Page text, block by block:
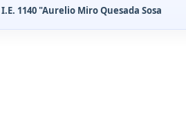
I.E. 1140 "Aurelio Miro Quesada Sosa